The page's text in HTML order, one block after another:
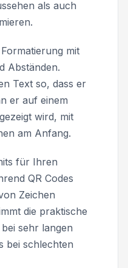
als auch
mit
Abständen.
Text so, dass er
er auf einem
wird, mit
am Anfang.
für Ihren
QR Codes
Zeichen
die praktische
sehr langen
bei schlechten